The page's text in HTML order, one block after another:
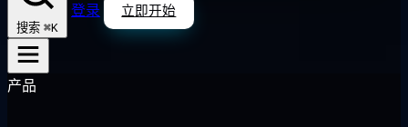
搜索 ⌘K
登录 立即开始
产品